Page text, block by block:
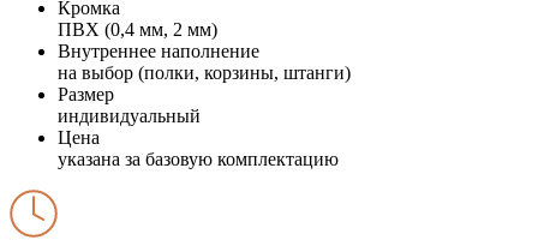
Кромка
ПВХ (0,4 мм, 2 мм)
Внутреннее наполнение
на выбор (полки, корзины, штанги)
Размер
индивидуальный
Цена
указана за базовую комплектацию